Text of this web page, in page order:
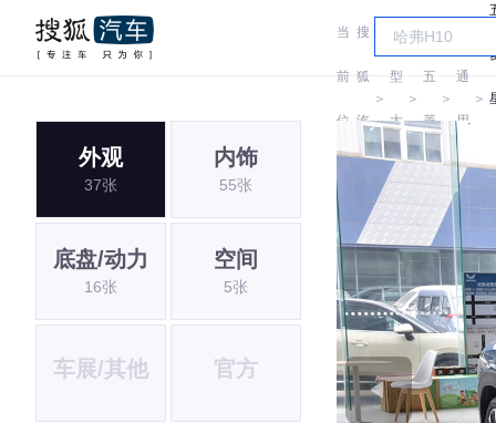
当
前
位
搜
狐
汽
＞
车
型
大
全
＞
五
菱
＞
通
用
五
菱
＞
外观
37张
内饰
55张
底盘/动力
16张
空间
5张
车展/其他 官方